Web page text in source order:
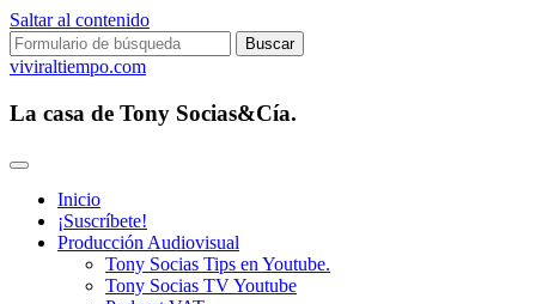
Saltar al contenido
Buscar:
viviraltiempo.com
La casa de Tony Socias&Cía.
Inicio
¡Suscríbete!
Producción Audiovisual
Tony Socias Tips en Youtube.
Tony Socias TV Youtube